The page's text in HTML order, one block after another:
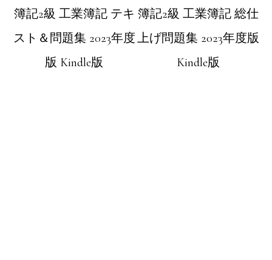
簿記2級 工業簿記 テキ
スト＆問題集 2023年度
版 Kindle版
簿記2級 工業簿記 総仕
上げ問題集 2023年度版
Kindle版